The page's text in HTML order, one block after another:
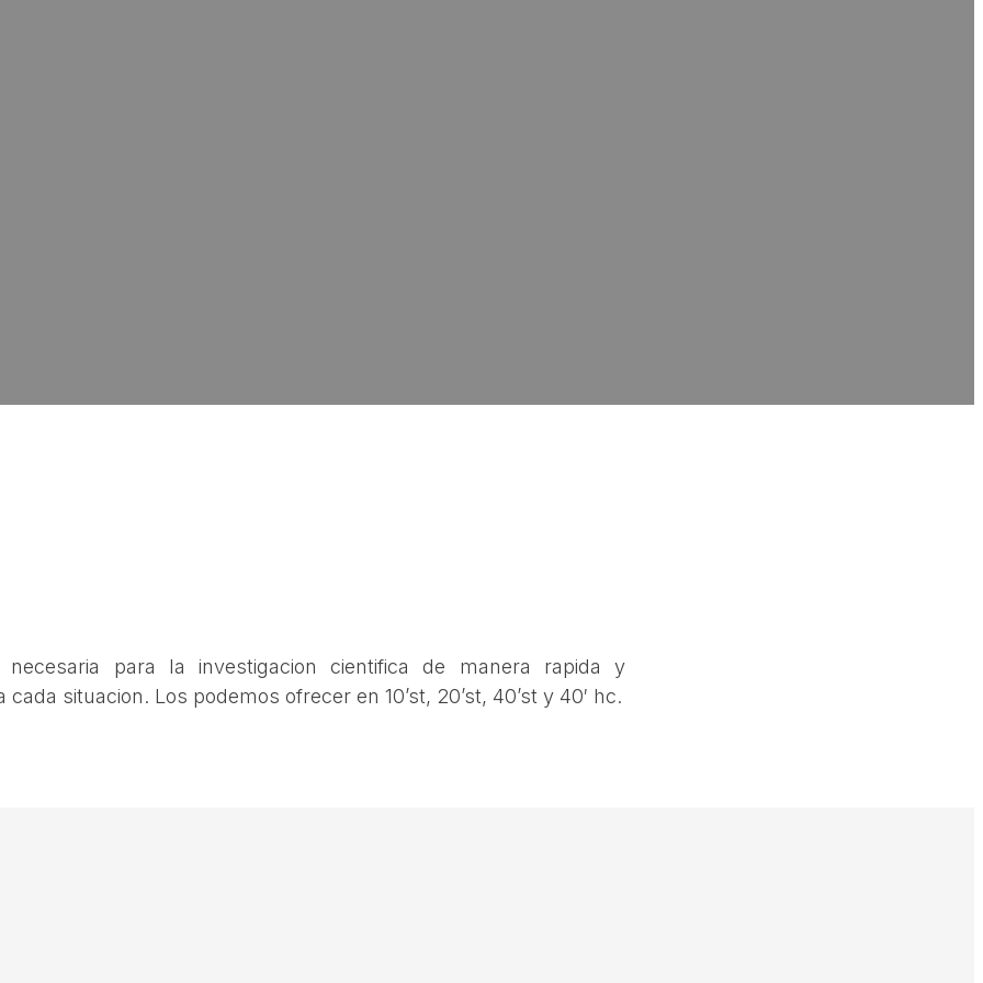
para la investigacion cientifica de manera rapida y
situacion. Los podemos ofrecer en 10’st, 20’st, 40’st y 40′ hc.